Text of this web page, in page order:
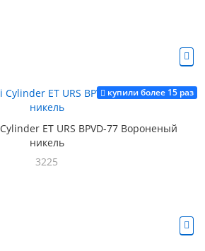
купили более 15 раз
ET URS BPVD-77 Вороненый
никель
3225